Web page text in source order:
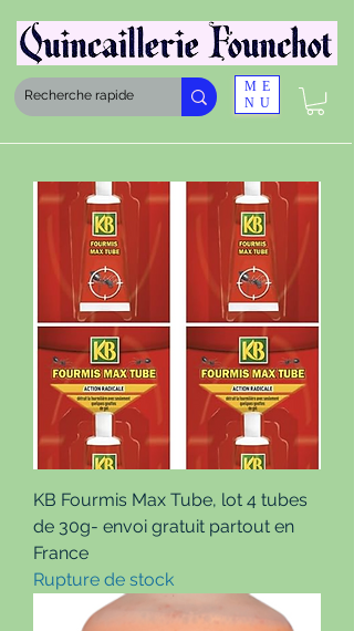
ME
NU
KB Fourmis Max Tube, lot 4 tubes
de 30g- envoi gratuit partout en
France
Rupture de stock